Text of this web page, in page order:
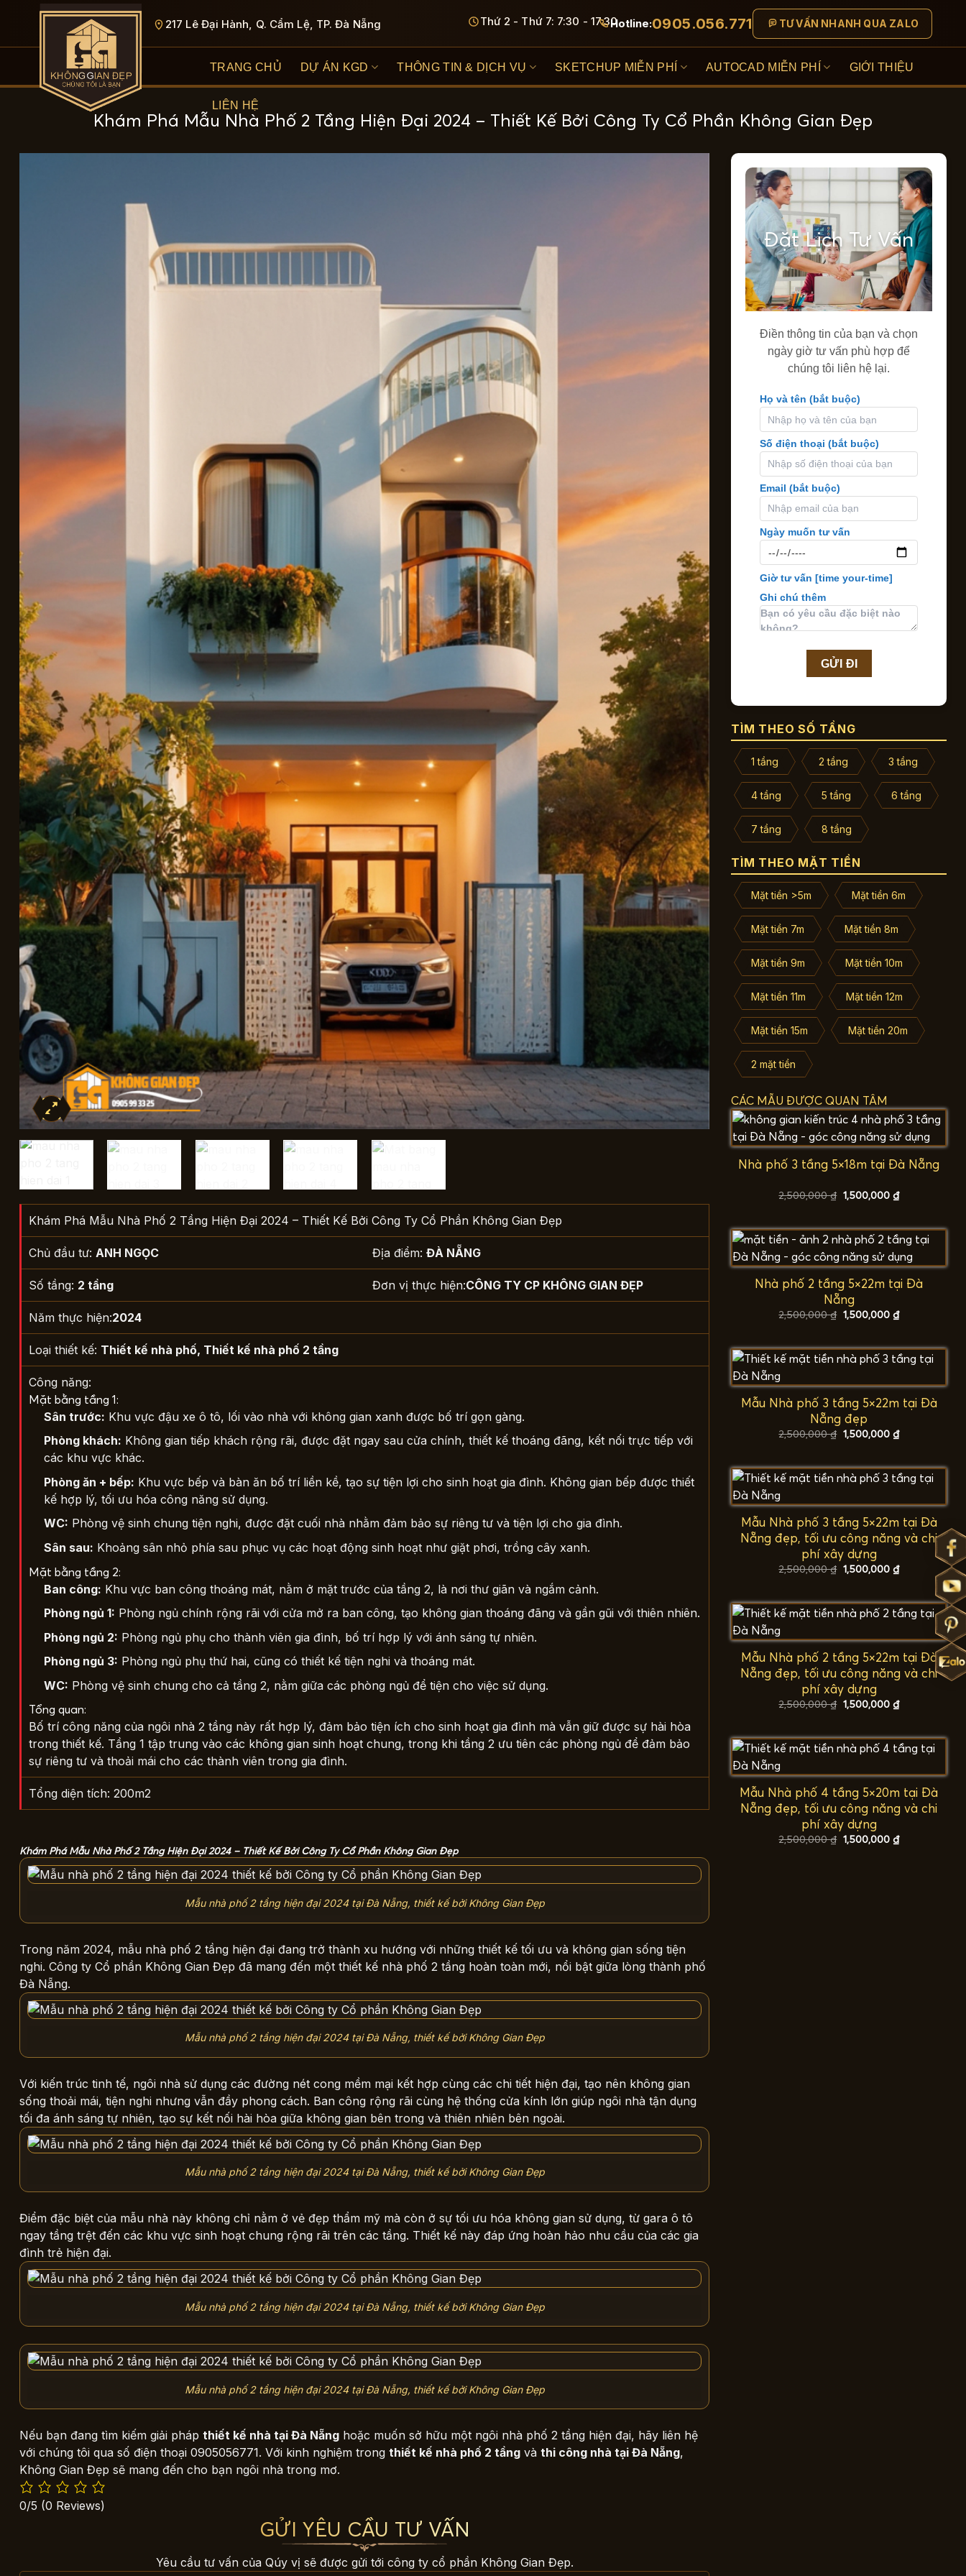
217 Lê Đại Hành, Q. Cẩm Lệ, TP. Đà Nẵng Thứ 2 - Thứ 7: 7:30 - 17:30Hotline:0905.056.771 TƯ VẤN NHANH QUA ZALO
TRANG CHỦ DỰ ÁN KGD THÔNG TIN & DỊCH VỤ SKETCHUP MIỄN PHÍ AUTOCAD MIỄN PHÍ GIỚI THIỆU
LIÊN HỆ
Khám Phá Mẫu Nhà Phố 2 Tầng Hiện Đại 2024 – Thiết Kế Bởi Công Ty Cổ Phần Không Gian Đẹp
Khám Phá Mẫu Nhà Phố 2 Tầng Hiện Đại 2024 – Thiết Kế Bởi Công Ty Cổ Phần Không Gian Đẹp
Chủ đầu tư: ANH NGỌC Địa điểm: ĐÀ NẴNG
Số tầng: 2 tầng Đơn vị thực hiện:CÔNG TY CP KHÔNG GIAN ĐẸP
Năm thực hiện:2024
Loại thiết kế: Thiết kế nhà phố, Thiết kế nhà phố 2 tầng
Công năng:
Mặt bằng tầng 1:
Sân trước: Khu vực đậu xe ô tô, lối vào nhà với không gian xanh được bố trí gọn gàng.
Phòng khách: Không gian tiếp khách rộng rãi, được đặt ngay sau cửa chính, thiết kế thoáng đãng, kết nối trực tiếp với
các khu vực khác.
Phòng ăn + bếp: Khu vực bếp và bàn ăn bố trí liền kề, tạo sự tiện lợi cho sinh hoạt gia đình. Không gian bếp được thiết
kế hợp lý, tối ưu hóa công năng sử dụng.
WC: Phòng vệ sinh chung tiện nghi, được đặt cuối nhà nhằm đảm bảo sự riêng tư và tiện lợi cho gia đình.
Sân sau: Khoảng sân nhỏ phía sau phục vụ các hoạt động sinh hoạt như giặt phơi, trồng cây xanh.
Mặt bằng tầng 2:
Ban công: Khu vực ban công thoáng mát, nằm ở mặt trước của tầng 2, là nơi thư giãn và ngắm cảnh.
Phòng ngủ 1: Phòng ngủ chính rộng rãi với cửa mở ra ban công, tạo không gian thoáng đãng và gần gũi với thiên nhiên.
Phòng ngủ 2: Phòng ngủ phụ cho thành viên gia đình, bố trí hợp lý với ánh sáng tự nhiên.
Phòng ngủ 3: Phòng ngủ phụ thứ hai, cũng có thiết kế tiện nghi và thoáng mát.
WC: Phòng vệ sinh chung cho cả tầng 2, nằm giữa các phòng ngủ để tiện cho việc sử dụng.
Tổng quan:
Bố trí công năng của ngôi nhà 2 tầng này rất hợp lý, đảm bảo tiện ích cho sinh hoạt gia đình mà vẫn giữ được sự hài hòa
trong thiết kế. Tầng 1 tập trung vào các không gian sinh hoạt chung, trong khi tầng 2 ưu tiên các phòng ngủ để đảm bảo
sự riêng tư và thoải mái cho các thành viên trong gia đình.
Tổng diện tích: 200m2
Khám Phá Mẫu Nhà Phố 2 Tầng Hiện Đại 2024 – Thiết Kế Bởi Công Ty Cổ Phần Không Gian Đẹp
Mẫu nhà phố 2 tầng hiện đại 2024 tại Đà Nẵng, thiết kế bởi Không Gian Đẹp
Trong năm 2024, mẫu nhà phố 2 tầng hiện đại đang trở thành xu hướng với những thiết kế tối ưu và không gian sống tiện
nghi. Công ty Cổ phần Không Gian Đẹp đã mang đến một thiết kế nhà phố 2 tầng hoàn toàn mới, nổi bật giữa lòng thành phố
Đà Nẵng.
Mẫu nhà phố 2 tầng hiện đại 2024 tại Đà Nẵng, thiết kế bởi Không Gian Đẹp
Với kiến trúc tinh tế, ngôi nhà sử dụng các đường nét cong mềm mại kết hợp cùng các chi tiết hiện đại, tạo nên không gian
sống thoải mái, tiện nghi nhưng vẫn đầy phong cách. Ban công rộng rãi cùng hệ thống cửa kính lớn giúp ngôi nhà tận dụng
tối đa ánh sáng tự nhiên, tạo sự kết nối hài hòa giữa không gian bên trong và thiên nhiên bên ngoài.
Mẫu nhà phố 2 tầng hiện đại 2024 tại Đà Nẵng, thiết kế bởi Không Gian Đẹp
Điểm đặc biệt của mẫu nhà này không chỉ nằm ở vẻ đẹp thẩm mỹ mà còn ở sự tối ưu hóa không gian sử dụng, từ gara ô tô
ngay tầng trệt đến các khu vực sinh hoạt chung rộng rãi trên các tầng. Thiết kế này đáp ứng hoàn hảo nhu cầu của các gia
đình trẻ hiện đại.
Mẫu nhà phố 2 tầng hiện đại 2024 tại Đà Nẵng, thiết kế bởi Không Gian Đẹp
Mẫu nhà phố 2 tầng hiện đại 2024 tại Đà Nẵng, thiết kế bởi Không Gian Đẹp
Nếu bạn đang tìm kiếm giải pháp thiết kế nhà tại Đà Nẵng hoặc muốn sở hữu một ngôi nhà phố 2 tầng hiện đại, hãy liên hệ
với chúng tôi qua số điện thoại 0905056771. Với kinh nghiệm trong thiết kế nhà phố 2 tầng và thi công nhà tại Đà Nẵng,
Không Gian Đẹp sẽ mang đến cho bạn ngôi nhà trong mơ.
0/5 (0 Reviews)
GỬI YÊU CẦU TƯ VẤN
Yêu cầu tư vấn của Qúy vị sẽ được gửi tới công ty cổ phần Không Gian Đẹp.
Đặt Lịch Tư Vấn
Điền thông tin của bạn và chọn
ngày giờ tư vấn phù hợp để
chúng tôi liên hệ lại.
Họ và tên (bắt buộc)
Số điện thoại (bắt buộc)
Email (bắt buộc)
Ngày muốn tư vấn
Giờ tư vấn [time your-time]
Ghi chú thêm
TÌM THEO SỐ TẦNG
1 tầng 2 tầng 3 tầng
4 tầng 5 tầng 6 tầng
7 tầng 8 tầng
TÌM THEO MẶT TIỀN
Mặt tiền >5m Mặt tiền 6m
Mặt tiền 7m Mặt tiền 8m
Mặt tiền 9m Mặt tiền 10m
Mặt tiền 11m Mặt tiền 12m
Mặt tiền 15m Mặt tiền 20m
2 mặt tiền
CÁC MẪU ĐƯỢC QUAN TÂM
Nhà phố 3 tầng 5×18m tại Đà Nẵng
2,500,000₫ Giá
gốc
2,500,000 ₫.
1,500,000 ₫Giá
hiện
là:
1,500,000 ₫.
Nhà phố 2 tầng 5×22m tại Đà
Nẵng
2,500,000₫ Giá
gốc
2,500,000 ₫.
1,500,000 ₫Giá
hiện
là:
1,500,000 ₫.
Mẫu Nhà phố 3 tầng 5×22m tại Đà
Nẵng đẹp
2,500,000₫ Giá
gốc
2,500,000 ₫.
1,500,000 ₫Giá
hiện
là:
1,500,000 ₫.
Mẫu Nhà phố 3 tầng 5×22m tại Đà
Nẵng đẹp, tối ưu công năng và chi
phí xây dựng
2,500,000₫ Giá
gốc
2,500,000 ₫.
1,500,000 ₫Giá
hiện
là:
1,500,000 ₫.
Mẫu Nhà phố 2 tầng 5×22m tại Đà
Nẵng đẹp, tối ưu công năng và chi
phí xây dựng
2,500,000₫ Giá
gốc
2,500,000 ₫.
1,500,000 ₫Giá
hiện
là:
1,500,000 ₫.
Mẫu Nhà phố 4 tầng 5×20m tại Đà
Nẵng đẹp, tối ưu công năng và chi
phí xây dựng
2,500,000₫ Giá
gốc
1,500,000 ₫Giá
hiện